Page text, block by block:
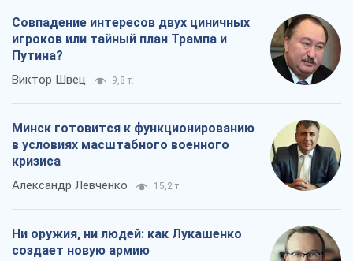
Совпадение интересов двух циничных
игроков или тайный план Трампа и
Путина?
Виктор Швец 9,8 т.
Минск готовится к функционированию
в условиях масштабного военного
кризиса
Александр Левченко 15,2 т.
Ни оружия, ни людей: как Лукашенко
создает новую армию